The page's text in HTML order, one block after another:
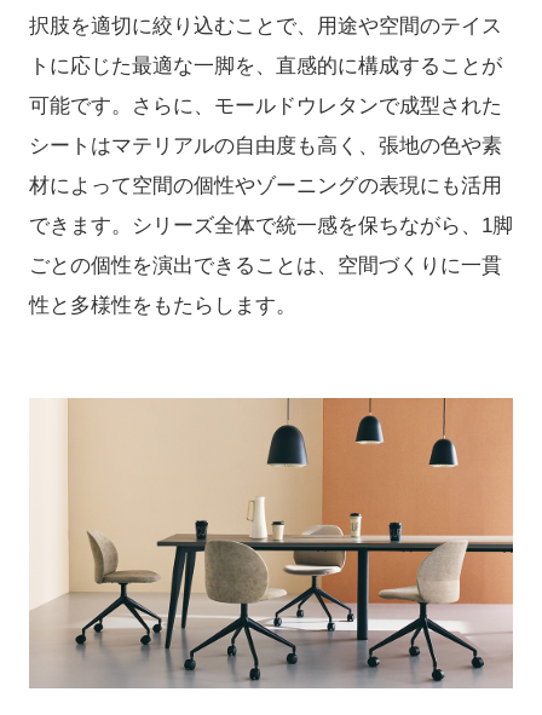
択肢を適切に絞り込むことで、用途や空間のテイス
トに応じた最適な一脚を、直感的に構成することが
可能です。さらに、モールドウレタンで成型された
シートはマテリアルの自由度も高く、張地の色や素
材によって空間の個性やゾーニングの表現にも活用
できます。シリーズ全体で統一感を保ちながら、1脚
ごとの個性を演出できることは、空間づくりに一貫
性と多様性をもたらします。